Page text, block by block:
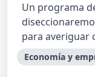
Un programa
para averiguar
Economía y